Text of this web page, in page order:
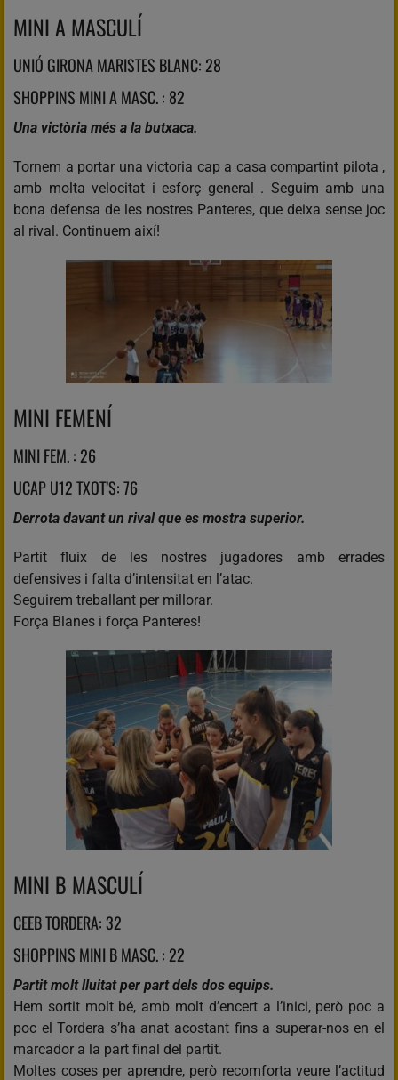
MINI A MASCULÍ
UNIÓ GIRONA MARISTES BLANC: 28
SHOPPINS MINI A MASC. : 82
Una victòria més a la butxaca.
Tornem a portar una victoria cap a casa compartint pilota ,
amb molta velocitat i esforç general . Seguim amb una
bona defensa de les nostres Panteres, que deixa sense joc
al rival. Continuem així!
MINI FEMENÍ
MINI FEM. : 26
UCAP U12 TXOT’S: 76
Derrota davant un rival que es mostra superior.
Partit fluix de les nostres jugadores amb errades
defensives i falta d’intensitat en l’atac.
Seguirem treballant per millorar.
Força Blanes i força Panteres!
MINI B MASCULÍ
CEEB TORDERA: 32
SHOPPINS MINI B MASC. : 22
Partit molt lluitat per part dels dos equips.
Hem sortit molt bé, amb molt d’encert a l’inici, però poc a
poc el Tordera s’ha anat acostant fins a superar-nos en el
marcador a la part final del partit.
Moltes coses per aprendre, però recomforta veure l’actitud